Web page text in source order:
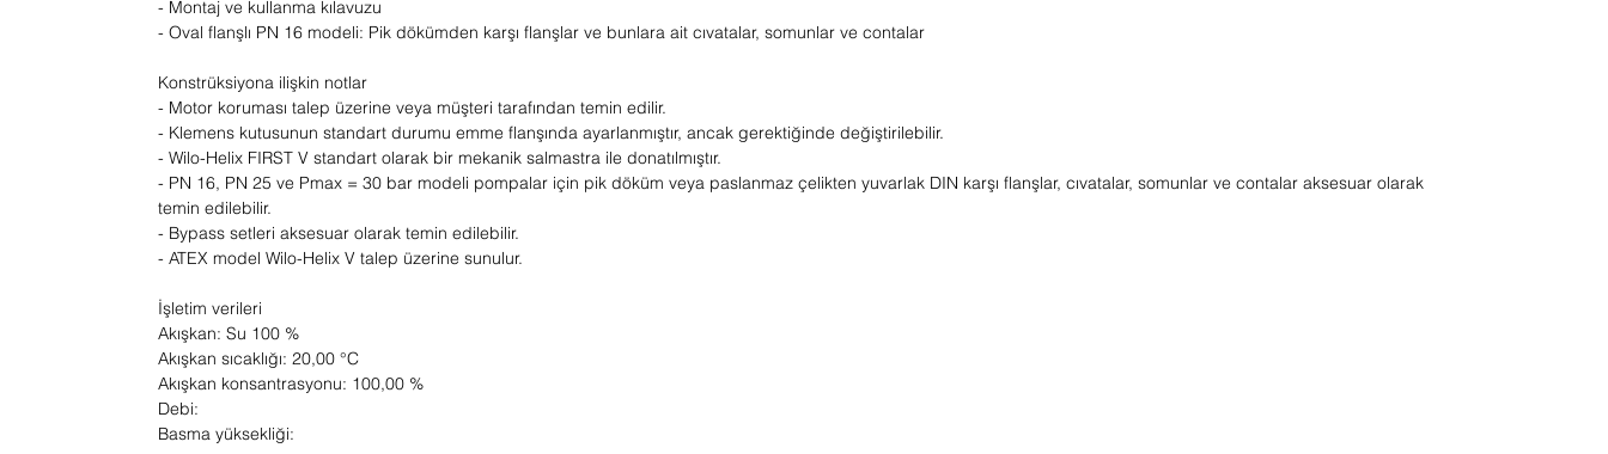
- Montaj ve kullanma kılavuzu
- Oval flanşlı PN 16 modeli: Pik dökümden karşı flanşlar ve bunlara ait cıvatalar, somunlar ve contalar
Konstrüksiyona ilişkin notlar
- Motor koruması talep üzerine veya müşteri tarafından temin edilir.
- Klemens kutusunun standart durumu emme flanşında ayarlanmıştır, ancak gerektiğinde değiştirilebilir.
- Wilo-Helix FIRST V standart olarak bir mekanik salmastra ile donatılmıştır.
- PN 16, PN 25 ve Pmax = 30 bar modeli pompalar için pik döküm veya paslanmaz çelikten yuvarlak DIN karşı flanşlar, cıvatalar, somunlar ve contalar aksesuar olarak
temin edilebilir.
- Bypass setleri aksesuar olarak temin edilebilir.
- ATEX model Wilo-Helix V talep üzerine sunulur.
İşletim verileri
Akışkan: Su 100 %
Akışkan sıcaklığı: 20,00 °C
Akışkan konsantrasyonu: 100,00 %
Debi:
Basma yüksekliği: